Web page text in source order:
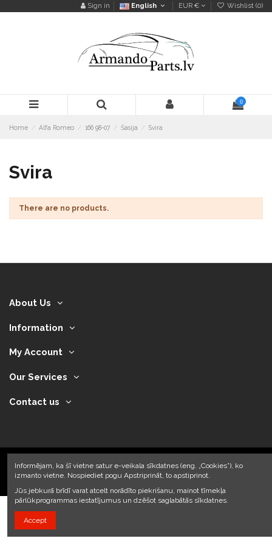
Sign in English EUR € Wishlist (0)
0
Home Alfa Romeo 166 98-07 Šasija Svira
Svira
There are no products.
About Us
Information
My Account
Our Services
Contact us
2024 © Armando Auto SIA
Informējam, ka šī vietne satur e-veikala sīkdatnes (eng. „Cookies”), ko
izmanto vietne. Nospiediet pogu Apstriprināt, to apstiprinot.
Jūs jebkurā brīdī varat atcelt norādīto piekrišanu, mainot tīmekļa
pārlūkprogrammas iestatījumus un dzēšot saglabātās sīkdatnes.
Accept